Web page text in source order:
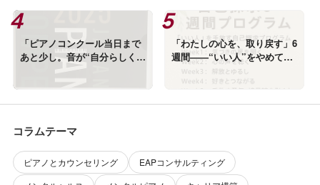
「ピアノコンクール当日まで
あと少し。音が“自分らしくな
る”仕上げ方」
「わたしの心を、取り戻す」6
週間——“いい人”をやめて、
自分らしく生きるためのセル
フワーク
コラムテーマ
ピアノとカウンセリング
EAPコンサルティング